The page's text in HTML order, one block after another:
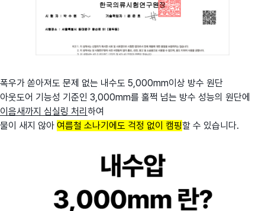
폭우가 쏟아져도 문제 없는 내수도 5,000mm이상 방수 원단
아웃도어 기능성 기준인 3,000mm를 훌쩍 넘는 방수 성능의 원단에
이음새까지 심실링 처리 하여
물이 새지 않아 여름철 소나기에도 걱정 없이 캠핑할 수 있습니다.